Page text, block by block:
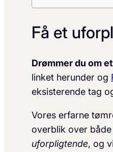
Få et
Drømmer du om
linket herunder og
eksisterende tag
Vores erfarne
overblik over
uforpligtende, og